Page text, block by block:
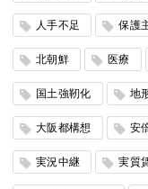
人手不足 保護
北朝鮮 医療
国土強靭化 地
大阪都構想 安
実況中継 実質